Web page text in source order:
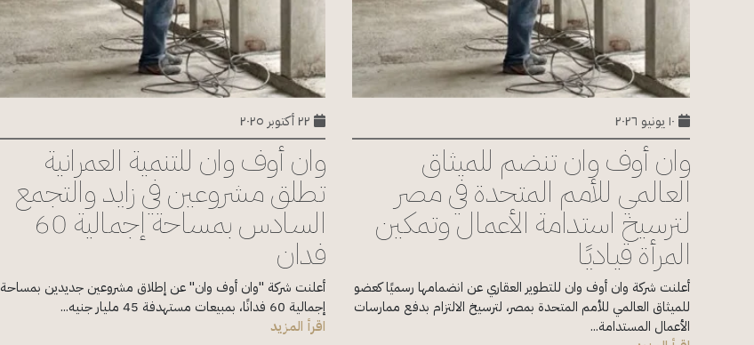
وان أوف وان تنضم للميثاق
العالمي للأمم المتحدة في مصر
لترسيخ استدامة الأعمال وتمكين
المرأة قياديًا
أعلنت شركة وان أوف وان للتطوير العقاري عن انضمامها رسميًا كعضو
للميثاق العالمي للأمم المتحدة بمصر، لترسيخ الالتزام بدفع ممارسات
الأعمال المستدامة...
وان أوف وان للتنمية العمرانية
تطلق مشروعين في زايد والتجمع
السادس بمساحة إجمالية 60
فدان
أعلنت شركة "وان أوف وان" عن إطلاق مشروعين جديدين بمساحة
إجمالية 60 فدانًا، بمبيعات مستهدفة 45 مليار جنيه...
اقرأ المزيد